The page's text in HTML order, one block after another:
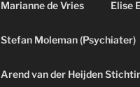
Marianne de Vries Elise
Stefan Moleman (Psychiater)
Arend van der Heijden